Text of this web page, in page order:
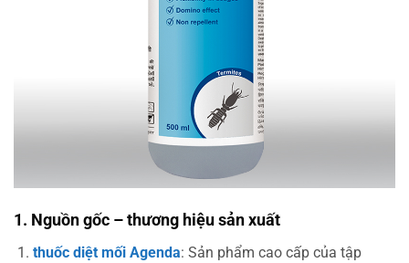
1. Nguồn gốc – thương hiệu sản xuất
thuốc diệt mối Agenda: Sản phẩm cao cấp của tập